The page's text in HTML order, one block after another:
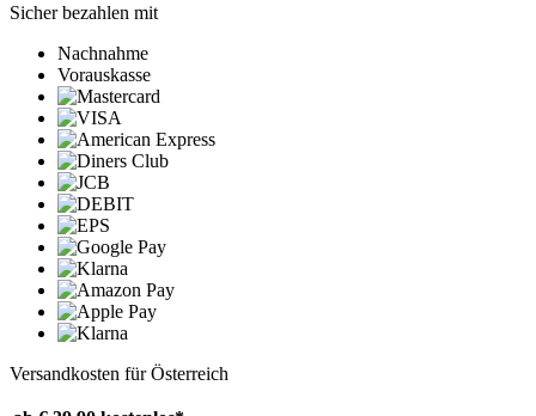
Sicher bezahlen mit
Nachnahme
Vorauskasse
Versandkosten für Österreich